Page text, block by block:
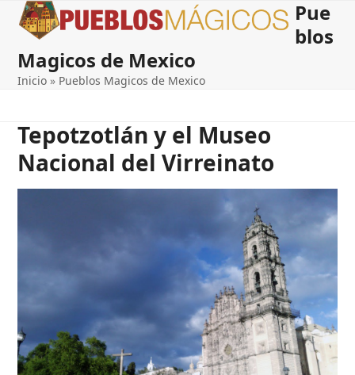
SkipOpen
mobile
menu
Close
mobile
menu
Pue
blos
Magicos de Mexico
Inicio » Pueblos Magicos de Mexico
Tepotzotlán y el Museo
Nacional del Virreinato